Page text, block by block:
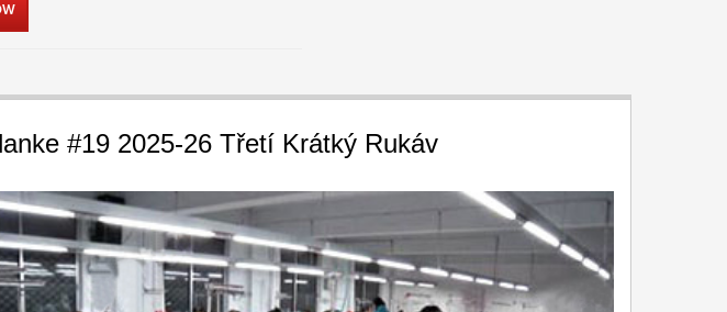
#19 2025-26 Třetí Krátký Rukáv